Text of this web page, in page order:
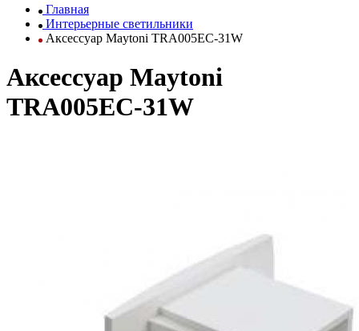
Главная
Интерьерные светильники
Аксессуар Maytoni TRA005EC-31W
Аксессуар Maytoni
TRA005EC-31W